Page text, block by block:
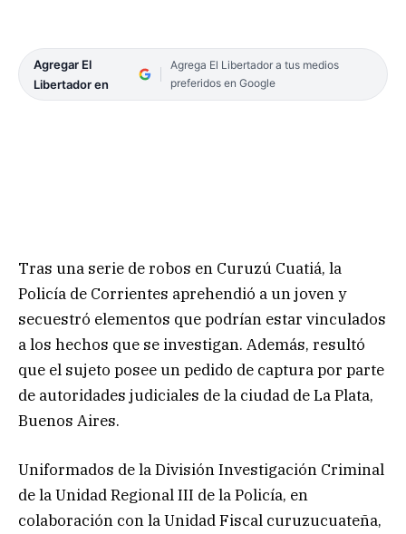
Agregar El
Libertador en
Agrega El Libertador a tus medios
preferidos en Google
Tras una serie de robos en Curuzú Cuatiá, la
Policía de Corrientes aprehendió a un joven y
secuestró elementos que podrían estar vinculados
a los hechos que se investigan. Además, resultó
que el sujeto posee un pedido de captura por parte
de autoridades judiciales de la ciudad de La Plata,
Buenos Aires.
Uniformados de la División Investigación Criminal
de la Unidad Regional III de la Policía, en
colaboración con la Unidad Fiscal curuzucuateña,